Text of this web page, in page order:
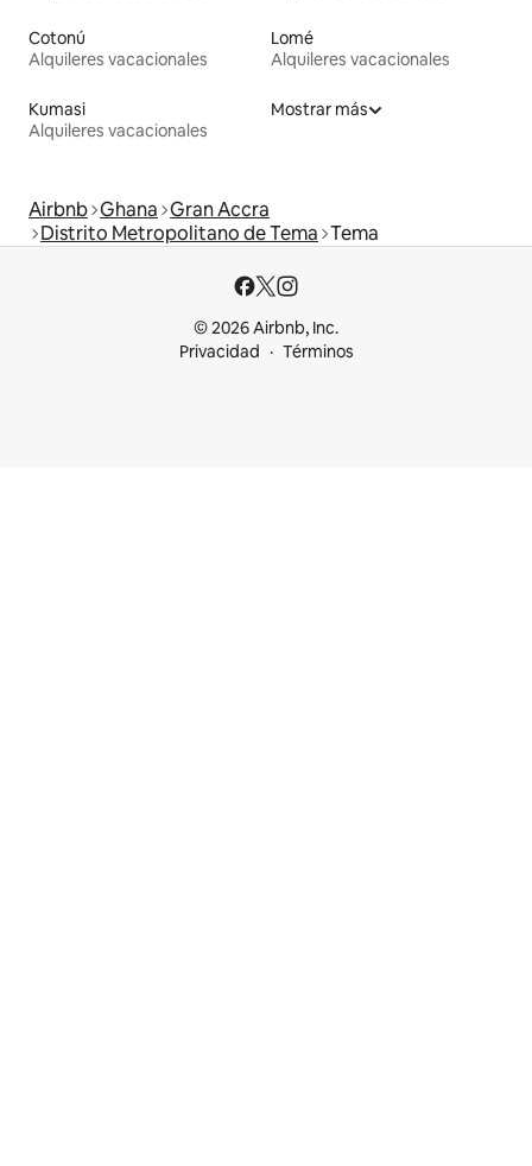
Cotonú
Alquileres vacacionales
Lomé
Alquileres vacacionales
Kumasi
Alquileres vacacionales
Mostrar más
Airbnb Ghana Gran Accra
Distrito Metropolitano de Tema Tema
© 2026 Airbnb, Inc.
Privacidad
Términos